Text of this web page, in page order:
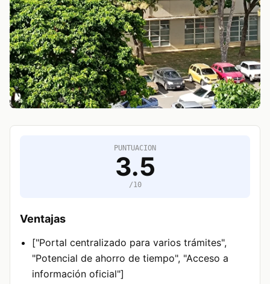
PUNTUACION
3.5
/10
Ventajas
["Portal centralizado para varios trámites",
"Potencial de ahorro de tiempo", "Acceso a
información oficial"]